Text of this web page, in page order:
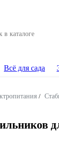
Всё для сада
/